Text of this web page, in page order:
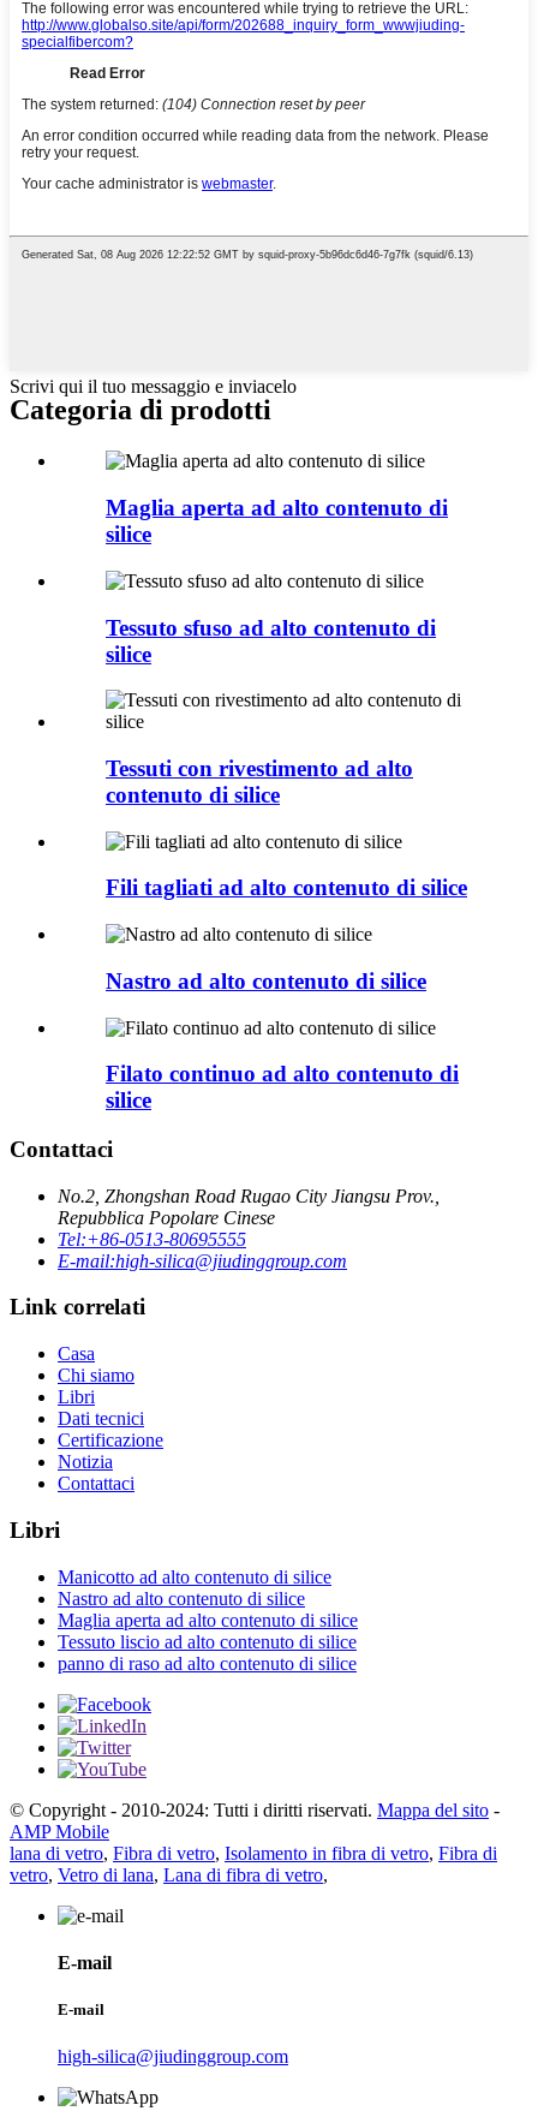
Scrivi qui il tuo messaggio e inviacelo
Categoria di prodotti
Maglia aperta ad alto contenuto di
silice
Tessuto sfuso ad alto contenuto di
silice
Tessuti con rivestimento ad alto
contenuto di silice
Fili tagliati ad alto contenuto di silice
Nastro ad alto contenuto di silice
Filato continuo ad alto contenuto di
silice
Contattaci
No.2, Zhongshan Road Rugao City Jiangsu Prov.,
Repubblica Popolare Cinese
Tel:+86-0513-80695555
E-mail:high-silica@jiudinggroup.com
Link correlati
Casa
Chi siamo
Libri
Dati tecnici
Certificazione
Notizia
Contattaci
Libri
Manicotto ad alto contenuto di silice
Nastro ad alto contenuto di silice
Maglia aperta ad alto contenuto di silice
Tessuto liscio ad alto contenuto di silice
panno di raso ad alto contenuto di silice
© Copyright - 2010-2024: Tutti i diritti riservati. Mappa del sito -
AMP Mobile
lana di vetro, Fibra di vetro, Isolamento in fibra di vetro, Fibra di
vetro, Vetro di lana, Lana di fibra di vetro,
E-mail
E-mail
high-silica@jiudinggroup.com